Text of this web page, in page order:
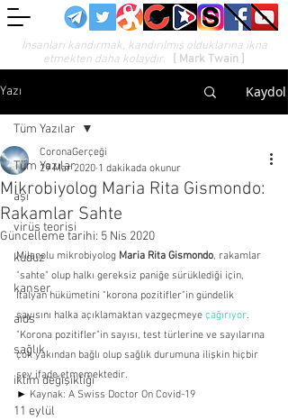
İnsanları kandırmak, kandırılmış olduklarına ikna
etmekten daha kolaydır.
[ Mark Twain ]
Yazı Kaydol
Tüm Yazılar
aşı
virüs teorisi
kuduz
kanser
aids
sağlık
iklim değişikliği
11 eylül
Tüm Yazılar
Mikrobiyolog Maria Rita Gismondo:
Rakamlar Sahte
CoronaGerçeği
29 Mar 2020 1 dakikada okunur
Güncelleme tarihi: 5 Nis 2020
Milanolu mikrobiyolog Maria Rita Gismondo, rakamlar
"sahte" olup halkı gereksiz paniğe sürüklediği için,
İtalyan hükümetini "korona pozitifler"in gündelik
sayısını halka açıklamaktan vazgeçmeye çağırıyor.
"Korona pozitifler"in sayısı, test türlerine ve sayılarına
çok yakından bağlı olup sağlık durumuna ilişkin hiçbir
şey ifade etmemektedir.
► Kaynak: A Swiss Doctor On Covid-19